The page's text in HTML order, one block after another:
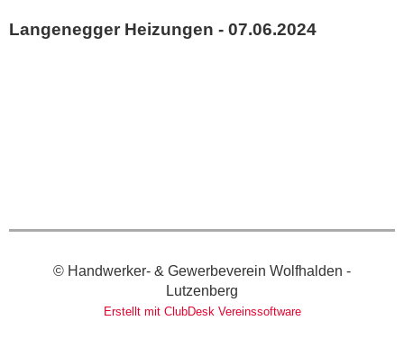
Langenegger Heizungen - 07.06.2024
© Handwerker- & Gewerbeverein Wolfhalden -
Lutzenberg
Erstellt mit ClubDesk Vereinssoftware